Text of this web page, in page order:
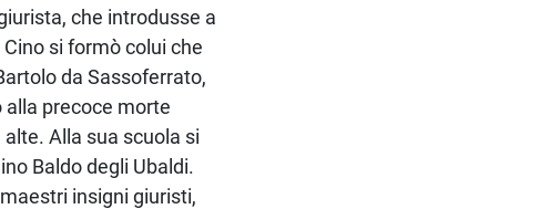
che introdusse a
si formò colui che
da Sassoferrato,
alla precoce morte
Alla sua scuola si
Baldo degli Ubaldi.
insigni giuristi,